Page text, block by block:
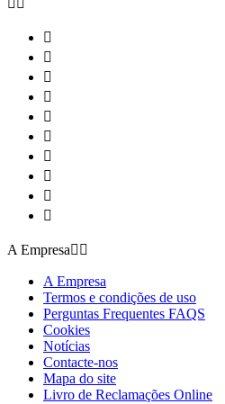
 










A Empresa 
A Empresa
Termos e condições de uso
Perguntas Frequentes FAQS
Cookies
Notícias
Contacte-nos
Mapa do site
Livro de Reclamações Online